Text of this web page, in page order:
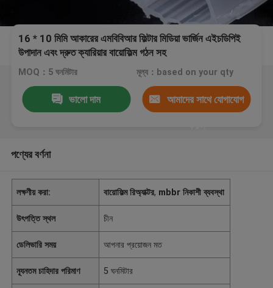
16 * 10 মিমি আকারের এমবিবিআর ফিল্টার মিডিয়া ভার্জিন এইচডিপিই
উপাদান এবং দ্রুত ক্যারিয়ার বায়োফিল্ম গঠন সহ
MOQ：5 ঘনমিটার মূল্য：based on your qty
ভালো দাম আমাদের সাথে যোগাযোগ
পণ্যের বর্ণনা
লক্ষণীয় করা: বায়োফিল্ম রিঅ্যাক্টর, mbbr নিকাশী ব্যবস্থা
উৎপত্তি স্থল চীন
ডেলিভারি সময় আপনার প্রয়োজন মত
ন্যূনতম চাহিদার পরিমাণ 5 ঘনমিটার